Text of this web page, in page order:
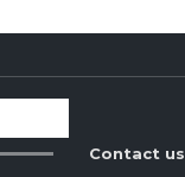
Contact us